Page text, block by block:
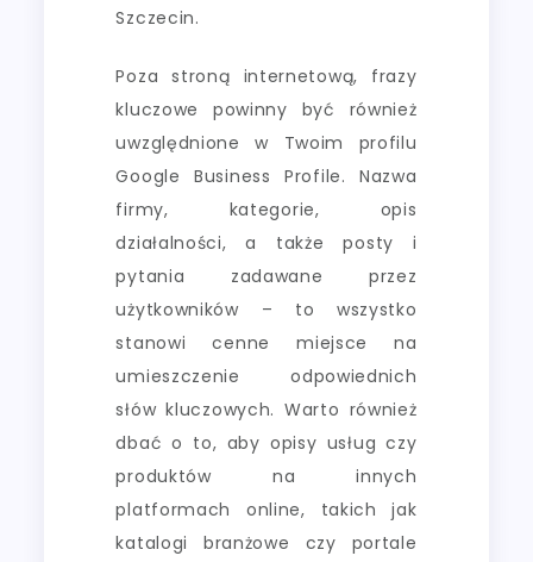
Szczecin.
Poza stroną internetową, frazy
kluczowe powinny być również
uwzględnione w Twoim profilu
Google Business Profile. Nazwa
firmy, kategorie, opis
działalności, a także posty i
pytania zadawane przez
użytkowników – to wszystko
stanowi cenne miejsce na
umieszczenie odpowiednich
słów kluczowych. Warto również
dbać o to, aby opisy usług czy
produktów na innych
platformach online, takich jak
katalogi branżowe czy portale